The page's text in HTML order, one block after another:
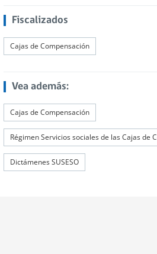
Fiscalizados
Cajas de Compensación
Vea además:
Cajas de Compensación
Dictámenes SUSESO